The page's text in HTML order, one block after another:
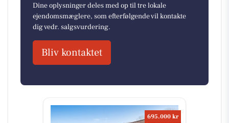
Dine oplysninger deles med op til tre lokale
ejendomsmæglere, som efterfølgende vil kontakte
dig vedr. salgsvurdering.
Bliv kontaktet
695.000 kr